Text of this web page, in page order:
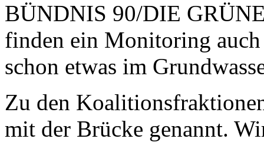
BÜNDNIS 90/DIE
finden ein Monitoring
schon etwas im
Zu den
mit der Brücke genannt.